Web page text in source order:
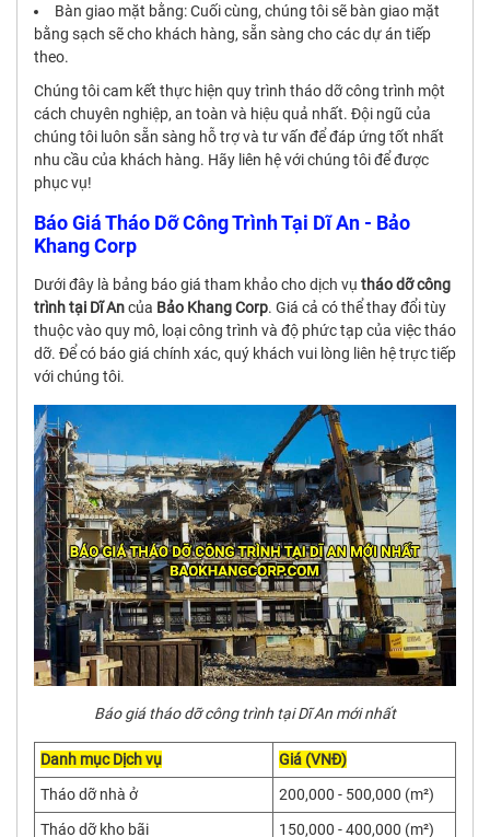
Bàn giao mặt bằng: Cuối cùng, chúng tôi sẽ bàn giao mặt
bằng sạch sẽ cho khách hàng, sẵn sàng cho các dự án tiếp
theo.
Chúng tôi cam kết thực hiện quy trình tháo dỡ công trình một
cách chuyên nghiệp, an toàn và hiệu quả nhất. Đội ngũ của
chúng tôi luôn sẵn sàng hỗ trợ và tư vấn để đáp ứng tốt nhất
nhu cầu của khách hàng. Hãy liên hệ với chúng tôi để được
phục vụ!
Báo Giá Tháo Dỡ Công Trình Tại Dĩ An - Bảo
Khang Corp
Dưới đây là bảng báo giá tham khảo cho dịch vụ tháo dỡ công
trình tại Dĩ Ancủa Bảo Khang Corp. Giá cả có thể thay đổi tùy
thuộc vào quy mô, loại công trình và độ phức tạp của việc tháo
dỡ. Để có báo giá chính xác, quý khách vui lòng liên hệ trực tiếp
với chúng tôi.
Báo giá tháo dỡ công trình tại Dĩ An mới nhất
Danh mục Dịch vụ
Giá (VNĐ)
Tháo dỡ nhà ở
200,000 - 500,000 (m²)
Tháo dỡ kho bãi
150,000 - 400,000 (m²)